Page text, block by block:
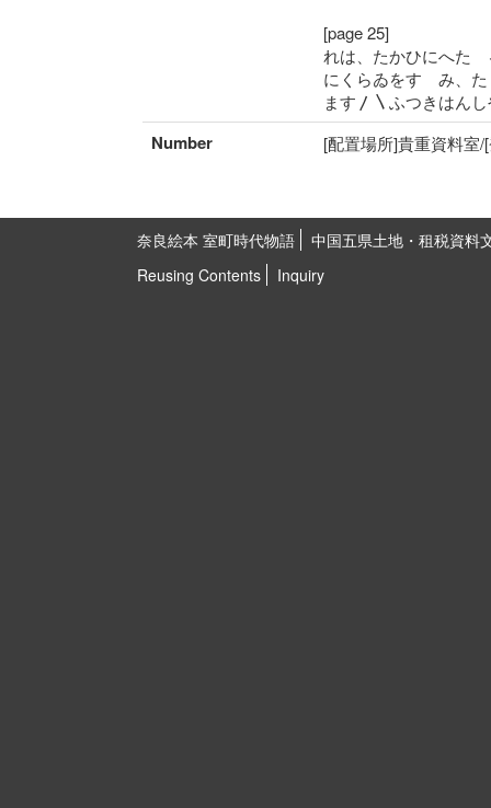
[page 25]
れは、たかひにへた
にくらゐをすゝみ、
ます〳〵ふつきはん
Number [配置場所]貴重資料室
奈良絵本 室町時代物語
中国五県土地・租税資料
Reusing Contents
Inquiry